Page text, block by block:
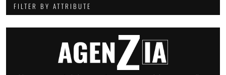
FILTER BY ATTRIBUTE